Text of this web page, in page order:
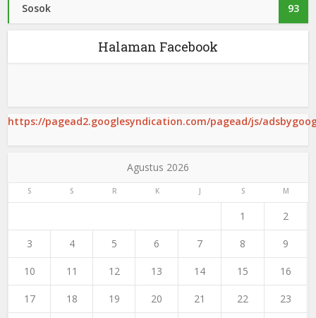
Sosok 93
Halaman Facebook
https://pagead2.googlesyndication.com/pagead/js/
Agustus 2026
S S R K J S M
1 2
3 4 5 6 7 8 9
10 11 12 13 14 15 16
17 18 19 20 21 22 23